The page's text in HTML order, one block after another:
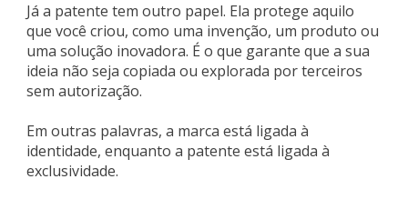
Já a patente tem outro papel. Ela protege aquilo
que você criou, como uma invenção, um produto ou
uma solução inovadora. É o que garante que a sua
ideia não seja copiada ou explorada por terceiros
sem autorização.
Em outras palavras, a marca está ligada à
identidade, enquanto a patente está ligada à
exclusividade.